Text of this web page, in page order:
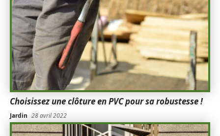
Choisissez une clôture en PVC pour sa robustesse !
Jardin 28 avril 2022